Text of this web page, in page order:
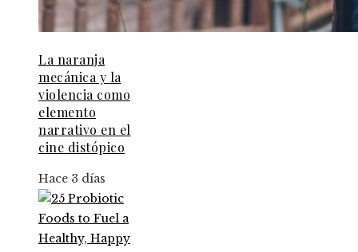
La naranja
mecánica y la
violencia como
elemento
narrativo en el
cine distópico
Hace 3 días